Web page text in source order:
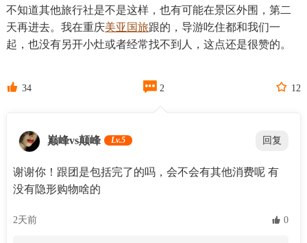
不知道其他旅行社是不是这样，也有可能在景区外围，第二
天再进去。我在重庆美亚国旅跟的，导游吃住都和我们一
起，也没有另开小灶或者经常找不到人，这点还是很赞的。
 34  2  12
巅峰vs颠峰 Lv.5 回复
谢谢你！跟团是包括完了的吗，会不会有其他消费呢 有
没有隐形购物啥的
2天前  0